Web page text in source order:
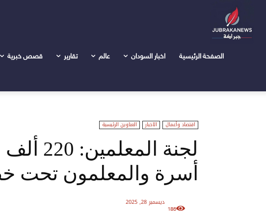
الصفحة الرئيسية اخبار السودان عالم تقارير قصص خبرية
اقتصاد وأعمال الاخبار العناوين الرئيسية
لجنة
أسرة والمعلمون تحت
ديسمبر 28, 2025
186